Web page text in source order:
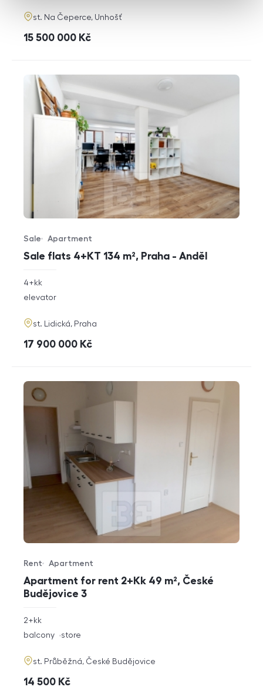
adresa
st. Na Čeperce, Unhošť
cena
15 500 000 Kč
Sale flats 4+KT 134 m², Praha - Anděl
Offer type
Sale
Property type
Apartment
rozměry
4+kk
funkce
elevator
adresa
st. Lidická, Praha
cena
17 900 000 Kč
Apartment for rent 2+Kk 49 m², České
Budějovice 3
Offer type
Rent
Property type
Apartment
rozměry
2+kk
funkce
balcony store
adresa
st. Průběžná, České Budějovice
cena
14 500 Kč